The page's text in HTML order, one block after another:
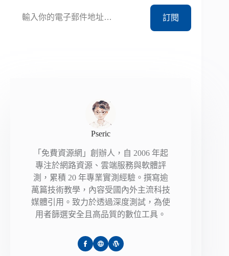
訂閱
Pseric
「免費資源網」創辦人，自 2006 年起
專注於網路資源、雲端服務與軟體評
測，累積 20 年專業實測經驗。撰寫逾
萬篇技術教學，內容受國內外主流科技
媒體引用。致力於透過深度測試，為使
用者篩選安全且高品質的數位工具。